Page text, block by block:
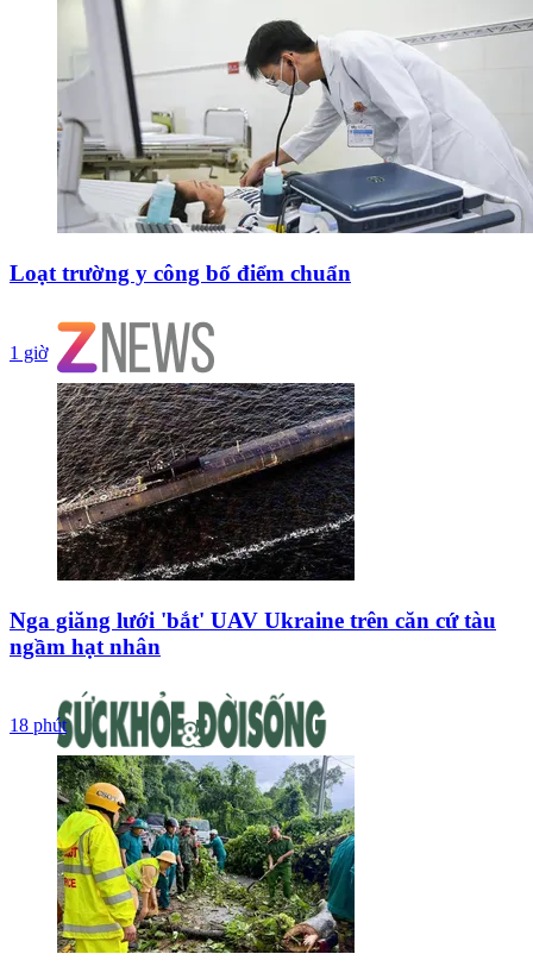
Loạt trường y công bố điểm chuẩn
1 giờ
Nga giăng lưới 'bắt' UAV Ukraine trên căn cứ tàu
ngầm hạt nhân
18 phút